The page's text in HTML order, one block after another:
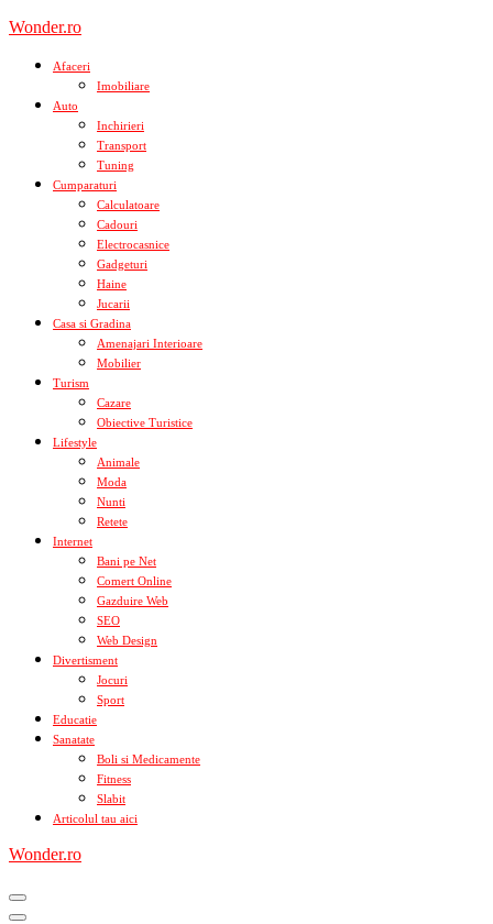
Skip
content
Wonder.ro
Afaceri
Imobiliare
Auto
Inchirieri
Transport
Tuning
Cumparaturi
Calculatoare
Cadouri
Electrocasnice
Gadgeturi
Haine
Jucarii
Casa si Gradina
Amenajari Interioare
Mobilier
Turism
Cazare
Obiective Turistice
Lifestyle
Animale
Moda
Nunti
Retete
Internet
Bani pe Net
Comert Online
Gazduire Web
SEO
Web Design
Divertisment
Jocuri
Sport
Educatie
Sanatate
Boli si Medicamente
Fitness
Slabit
Articolul tau aici
Wonder.ro